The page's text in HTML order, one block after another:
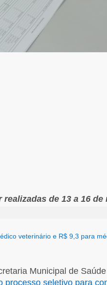
de 13 a 16 de
veterinário e R$ 9,3 para
Municipal de
processo seletivo para